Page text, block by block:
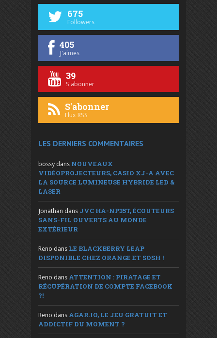
675
Followers
405
J'aimes
39
S'abonner
S'abonner
Flux RSS
LES DERNIERS COMMENTAIRES
bossy dans NOUVEAUX
VIDÉOPROJECTEURS, CASIO XJ-A AVEC
LA SOURCE LUMINEUSE HYBRIDE LED &
LASER
Jonathan dans JVC HA-NP35T, ÉCOUTEURS
SANS-FIL OUVERTS AU MONDE
EXTÉRIEUR
Reno dans LE BLACKBERRY LEAP
DISPONIBLE CHEZ ORANGE ET SOSH !
Reno dans ATTENTION : PIRATAGE ET
RÉCUPÉRATION DE COMPTE FACEBOOK
?!
Reno dans AGAR.IO, LE JEU GRATUIT ET
ADDICTIF DU MOMENT ?